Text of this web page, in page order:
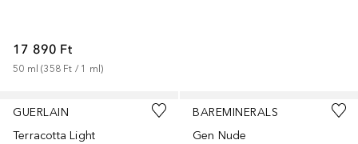
17 890 Ft
50 ml (358 Ft / 1 ml)
GUERLAIN
Terracotta Light
+3
BAREMINERALS
Gen Nude